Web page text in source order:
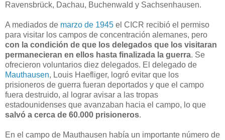
Ravensbrück, Dachau, Buchenwald y Sachsenhausen.
A mediados de marzo de 1945 el CICR recibió el permiso
para visitar los campos de concentración alemanes, pero
con la condición de que los delegados que los visitaran
permanecieran en ellos hasta finalizada la guerra. Se
ofrecieron voluntarios diez delegados. El delegado de
Mauthausen, Louis Haefliger, logró evitar que los
prisioneros de guerra fueran deportados y que el campo
fuera destruido, al lograr avisar a las tropas
estadounidenses que avanzaban hacia el campo, lo que
salvó a cerca de 60.000 prisioneros.
En el campo de Mauthausen había un importante número de